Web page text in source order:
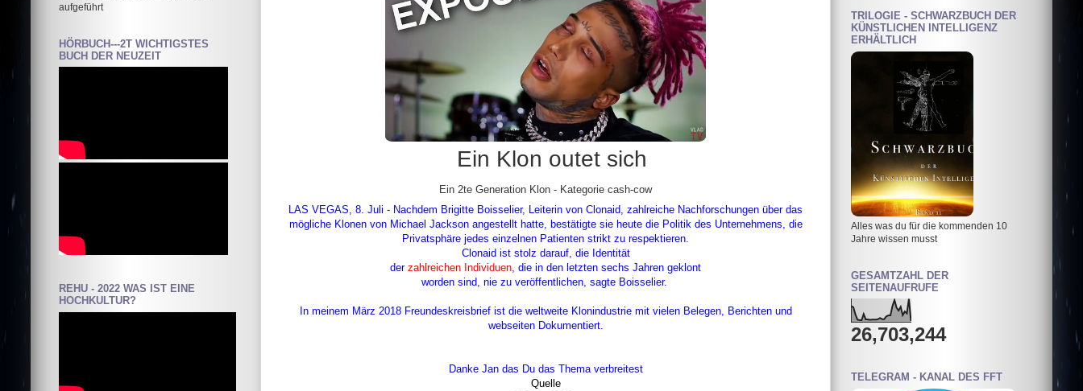
Ein Klon outet sich
Ein 2te Generation Klon - Kategorie cash-cow
LAS VEGAS, 8. Juli - Nachdem Brigitte Boisselier, Leiterin von Clonaid, zahlreiche Nachforschungen über das
mögliche Klonen von Michael Jackson angestellt hatte, bestätigte sie heute die Politik des Unternehmens, die
Privatsphäre jedes einzelnen Patienten strikt zu respektieren.
Clonaid ist stolz darauf, die Identität
der zahlreichen Individuen, die in den letzten sechs Jahren geklont
worden sind, nie zu veröffentlichen, sagte Boisselier.
In meinem März 2018 Freundeskreisbrief ist die weltweite Klonindustrie mit vielen Belegen, Berichten und
webseiten Dokumentiert.
Danke Jan das Du das Thema verbreitest
Quelle
aufgeführt
HÖRBUCH---2T WICHTIGSTES
BUCH DER NEUZEIT
REHU - 2022 WAS IST EINE
HOCHKULTUR?
TRILOGIE - SCHWARZBUCH DER
KÜNSTLICHEN INTELLIGENZ
ERHÄLTLICH
Alles was du für die kommenden 10
Jahre wissen musst
GESAMTZAHL DER
SEITENAUFRUFE
26,703,244
TELEGRAM - KANAL DES FFT